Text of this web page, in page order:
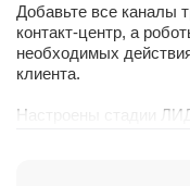
Добавьте все каналы
контакт-центр, а
необходимых
клиента.
Настроены стадии